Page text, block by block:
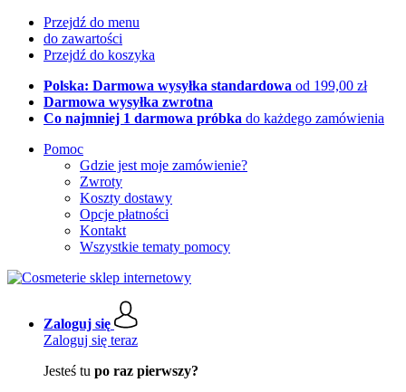
Przejdź do menu
do zawartości
Przejdź do koszyka
Polska: Darmowa wysyłka standardowa od 199,00 zł
Darmowa wysyłka zwrotna
Co najmniej 1 darmowa próbka do każdego zamówienia
Pomoc
Gdzie jest moje zamówienie?
Zwroty
Koszty dostawy
Opcje płatności
Kontakt
Wszystkie tematy pomocy
Zaloguj się
Zaloguj się teraz
Jesteś tu po raz pierwszy?